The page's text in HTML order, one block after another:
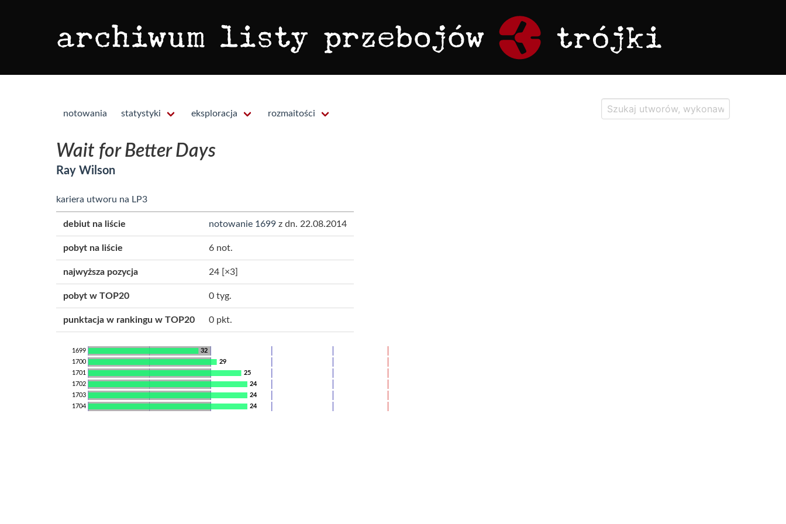
notowania statystyki eksploracja rozmaitości
Wait for Better Days
Ray Wilson
kariera utworu na LP3
debiut na liście notowanie 1699 z dn. 22.08.2014
pobyt na liście 6 not.
najwyższa pozycja 24 [×3]
pobyt w TOP20 0 tyg.
punktacja w rankingu w TOP20 0 pkt.
32
1699
29
1700
25
1701
24
1702
24
1703
24
1704